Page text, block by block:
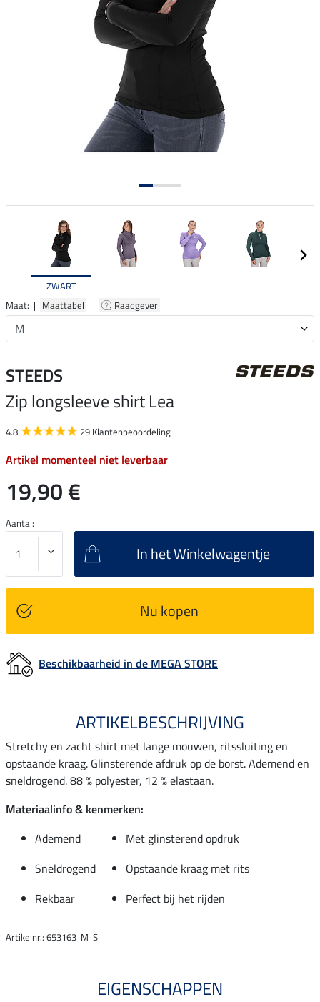
ZWART
Maat: | Maattabel | Raadgever
STEEDS
Zip longsleeve shirt Lea
4.8 29 Klantenbeoordeling
Artikel momenteel niet leverbaar
19,90 €
Aantal:
In het Winkelwagentje
Nu kopen
Beschikbaarheid in de MEGA STORE
ARTIKELBESCHRIJVING
Stretchy en zacht shirt met lange mouwen, ritssluiting en
opstaande kraag. Glinsterende afdruk op de borst. Ademend en
sneldrogend. 88 % polyester, 12 % elastaan.
Materiaalinfo & kenmerken:
Ademend
Met glinsterend opdruk
Sneldrogend
Opstaande kraag met rits
Rekbaar
Perfect bij het rijden
Artikelnr.: 653163-M-S
EIGENSCHAPPEN